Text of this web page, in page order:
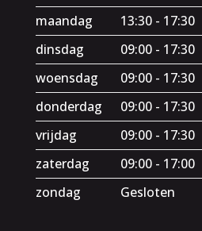
maandag
13:30 - 17:30
dinsdag
09:00 - 17:30
woensdag
09:00 - 17:30
donderdag
09:00 - 17:30
vrijdag
09:00 - 17:30
zaterdag
09:00 - 17:00
zondag
Gesloten